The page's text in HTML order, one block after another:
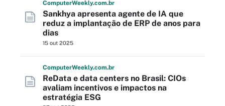
ComputerWeekly.com.br
Sankhya apresenta agente de IA que
reduz a implantação de ERP de anos para
dias
15 out 2025
ComputerWeekly.com.br
ReData e data centers no Brasil: CIOs
avaliam incentivos e impactos na
estratégia ESG